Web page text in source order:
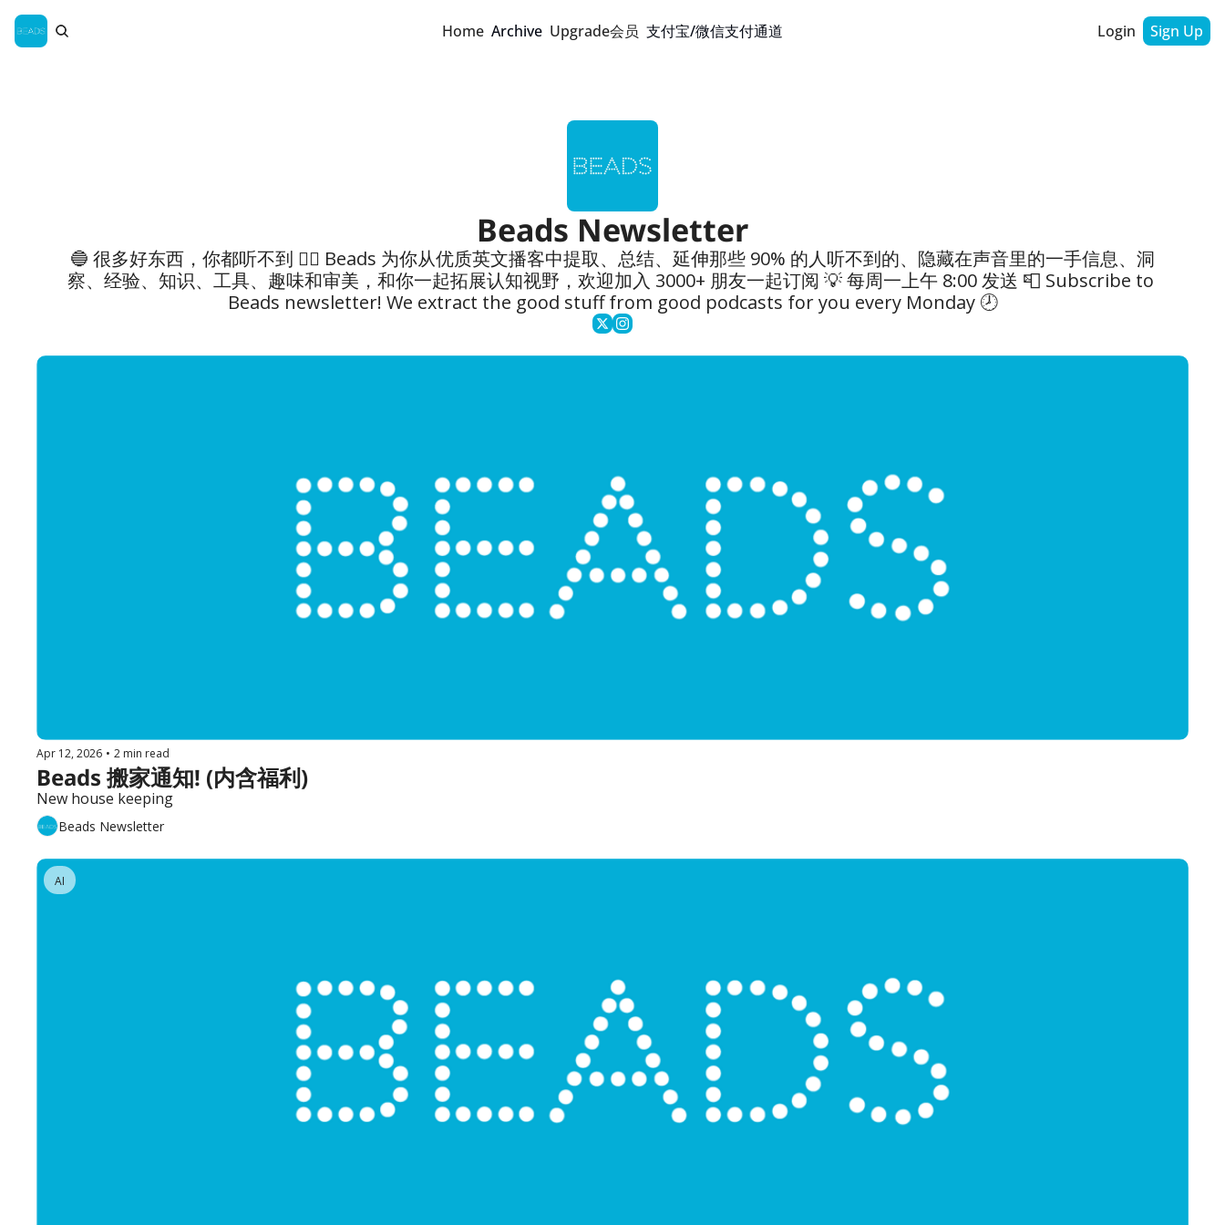
Home Archive Upgrade会员 支付宝/微信支付通道 Login Sign Up
Beads Newsletter
🔵 很多好东西，你都听不到 👂🏻 Beads 为你从优质英文播客中提取、总结、延伸那些 90% 的人听不到的、隐藏在声音里的一手信息、洞
察、经验、知识、工具、趣味和审美，和你一起拓展认知视野，欢迎加入 3000+ 朋友一起订阅 💡 每周一上午 8:00 发送 📮 Subscribe to
Beads newsletter! We extract the good stuff from good podcasts for you every Monday 🕗
Apr 12, 2026 • 2 min read
New house keeping
Beads Newsletter
AI